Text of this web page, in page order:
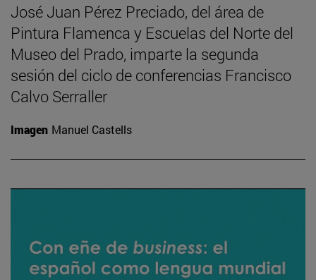
José Juan Pérez Preciado, del área de
Pintura Flamenca y Escuelas del Norte del
Museo del Prado, imparte la segunda
sesión del ciclo de conferencias Francisco
Calvo Serraller
Imagen Manuel Castells